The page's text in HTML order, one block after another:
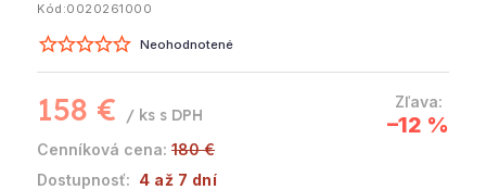
Kód:0020261000
Neohodnotené
180 €
–12 %
158 € / ks
4 až 7 dní